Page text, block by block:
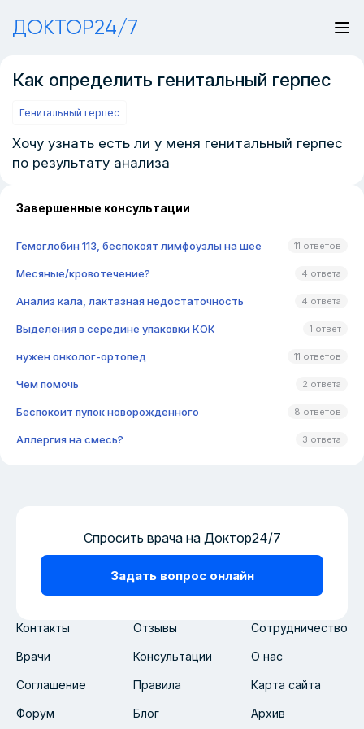
ДОКТОР24/7
Как определить генитальный герпес
Генитальный герпес
Хочу узнать есть ли у меня генитальный герпес
по результату анализа
Завершенные консультации
Гемоглобин 113, беспокоят лимфоузлы на шее 11 ответов
Месяные/кровотечение? 4 ответа
Анализ кала, лактазная недостаточность 4 ответа
Выделения в середине упаковки КОК 1 ответ
нужен онколог-ортопед 11 ответов
Чем помочь 2 ответа
Беспокоит пупок новорожденного 8 ответов
Аллергия на смесь? 3 ответа
Контакты Отзывы Сотрудничество
Врачи Консультации О нас
Соглашение Правила Карта сайта
Форум Блог Архив
Спросить врача на Доктор24/7
Задать вопрос онлайн